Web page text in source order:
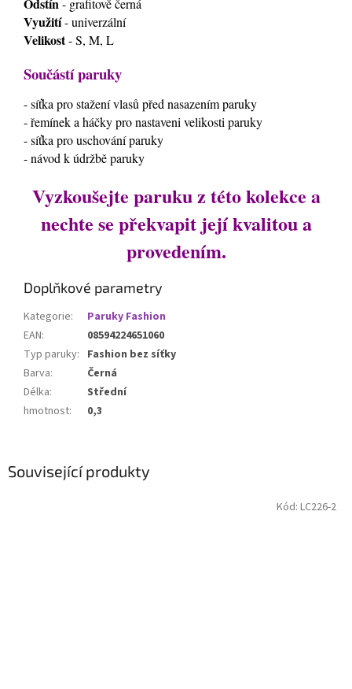
Související produkty
Kód: LC226-2
Odstín- grafitově černá
Využití- univerzální
Velikost- S, M, L
Součástí paruky
- síťka pro stažení vlasů před nasazením paruky
- řemínek a háčky pro nastaveni velikosti paruky
- síťka pro uschování paruky
- návod k údržbě paruky
Vyzkoušejte paruku z této kolekce a
nechte se překvapit její kvalitou a
provedením.
Doplňkové parametry
Kategorie:
Paruky Fashion
EAN:
08594224651060
Typ paruky: Fashion bez síťky
Barva:
Černá
Délka:
Střední
hmotnost: 0,3